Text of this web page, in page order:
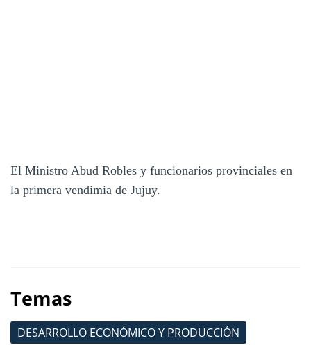
El Ministro Abud Robles y funcionarios provinciales en
la primera vendimia de Jujuy.
Temas
DESARROLLO ECONÓMICO Y PRODUCCIÓN